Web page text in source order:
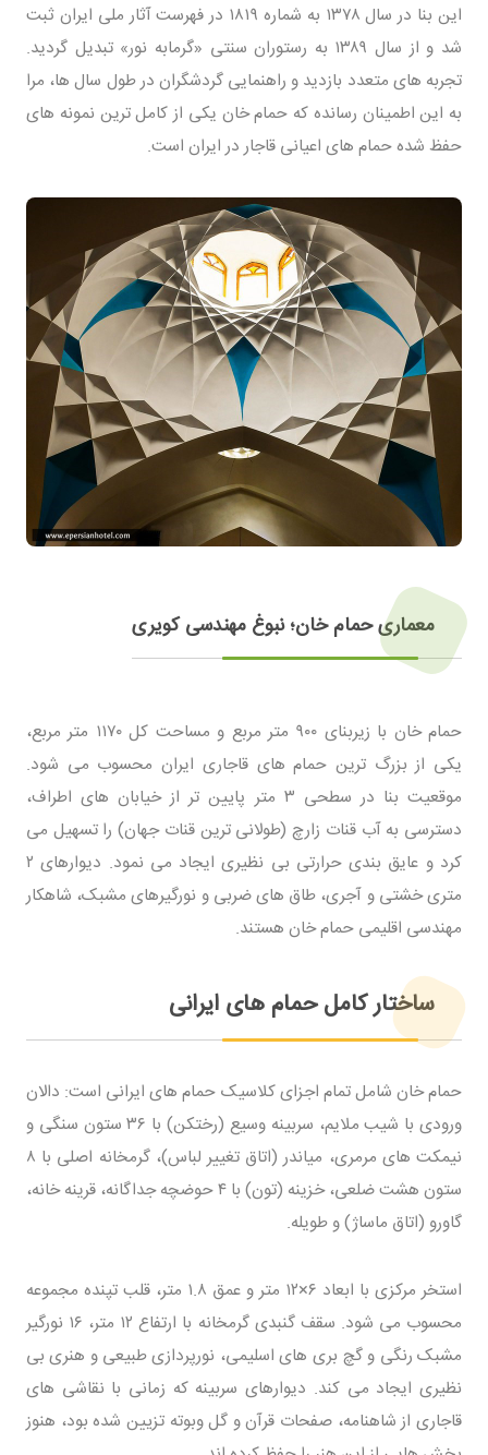
این بنا در سال ۱۳۷۸ به شماره ۱۸۱۹ در فهرست آثار ملی ایران ثبت
شد و از سال ۱۳۸۹ به رستوران سنتی «گرمابه نور» تبدیل گردید.
تجربه های متعدد بازدید و راهنمایی گردشگران در طول سال ها، مرا
به این اطمینان رسانده که حمام خان یکی از کامل ترین نمونه های
حفظ شده حمام های اعیانی قاجار در ایران است.
معماری حمام خان؛ نبوغ مهندسی کویری
حمام خان با زیربنای ۹۰۰ متر مربع و مساحت کل ۱۱۷۰ متر مربع،
یکی از بزرگ ترین حمام های قاجاری ایران محسوب می شود.
موقعیت بنا در سطحی ۳ متر پایین تر از خیابان های اطراف،
دسترسی به آب قنات زارچ (طولانی ترین قنات جهان) را تسهیل می
کرد و عایق بندی حرارتی بی نظیری ایجاد می نمود. دیوارهای ۲
متری خشتی و آجری، طاق های ضربی و نورگیرهای مشبک، شاهکار
مهندسی اقلیمی حمام خان هستند.
ساختار کامل حمام های ایرانی
حمام خان شامل تمام اجزای کلاسیک حمام های ایرانی است: دالان
ورودی با شیب ملایم، سربینه وسیع (رختکن) با ۳۶ ستون سنگی و
نیمکت های مرمری، میاندر (اتاق تغییر لباس)، گرمخانه اصلی با ۸
ستون هشت ضلعی، خزینه (تون) با ۴ حوضچه جداگانه، قرینه خانه،
گاورو (اتاق ماساژ) و طویله.
استخر مرکزی با ابعاد ۶×۱۲ متر و عمق ۱.۸ متر، قلب تپنده مجموعه
محسوب می شود. سقف گنبدی گرمخانه با ارتفاع ۱۲ متر، ۱۶ نورگیر
مشبک رنگی و گچ بری های اسلیمی، نورپردازی طبیعی و هنری بی
نظیری ایجاد می کند. دیوارهای سربینه که زمانی با نقاشی های
قاجاری از شاهنامه، صفحات قرآن و گل وبوته تزیین شده بود، هنوز